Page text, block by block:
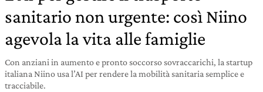
sanitario non urgente: così Niino
agevola la vita alle famiglie
Con anziani in aumento e pronto soccorso sovraccarichi, la startup
italiana Niino usa l’AI per rendere la mobilità sanitaria semplice e
tracciabile.